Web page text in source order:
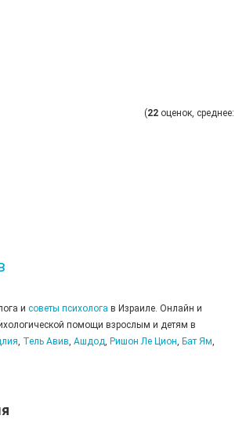
(22 оценок, среднее:
и советы психолога в Израиле. Онлайн и
помощи взрослым и детям в
, Тель Авив, Ашдод, Ришон Ле Цион, Бат Ям,